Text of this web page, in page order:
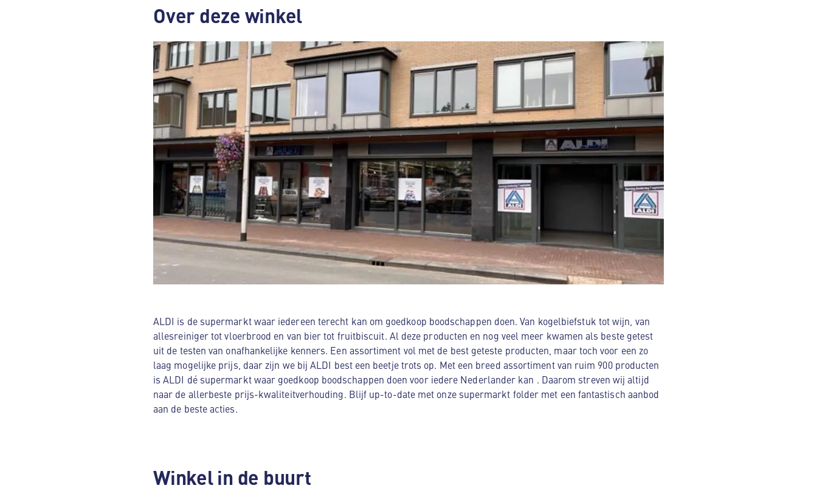
Over deze winkel
ALDI is de supermarkt waar iedereen terecht kan om goedkoop boodschappen doen. Van kogelbiefstuk tot wijn, van
allesreiniger tot vloerbrood en van bier tot fruitbiscuit. Al deze producten en nog veel meer kwamen als beste getest
uit de testen van onafhankelijke kenners. Een assortiment vol met de best geteste producten, maar toch voor een zo
laag mogelijke prijs, daar zijn we bij ALDI best een beetje trots op. Met een breed assortiment van ruim 900 producten
is ALDI dé supermarkt waar goedkoop boodschappen doen voor iedere Nederlander kan . Daarom streven wij altijd
naar de allerbeste prijs-kwaliteitverhouding. Blijf up-to-date met onze supermarkt folder met een fantastisch aanbod
aan de beste acties.
Winkel in de buurt